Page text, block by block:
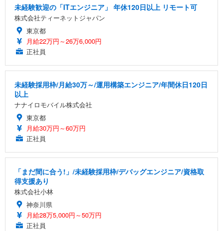
未経験歓迎の「ITエンジニア」 年休120日以上 リモート可
株式会社ティーネットジャパン
東京都
月給22万円～26万6,000円
正社員
未経験採用枠/月給30万～/運用構築エンジニア/年間休日120日
以上
ナナイロモバイル株式会社
東京都
月給30万円～60万円
正社員
「まだ間に合う!」/未経験採用枠/デバッグエンジニア/資格取
得支援あり
株式会社小林
神奈川県
月給28万5,000円～50万円
正社員